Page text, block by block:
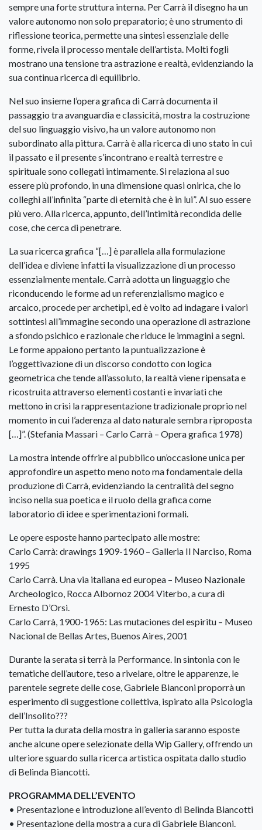
sempre una forte struttura interna. Per Carrà il disegno ha un
valore autonomo non solo preparatorio; è uno strumento di
riflessione teorica, permette una sintesi essenziale delle
forme, rivela il processo mentale dell’artista. Molti fogli
mostrano una tensione tra astrazione e realtà, evidenziando la
sua continua ricerca di equilibrio.
Nel suo insieme l’opera grafica di Carrà documenta il
passaggio tra avanguardia e classicità, mostra la costruzione
del suo linguaggio visivo, ha un valore autonomo non
subordinato alla pittura. Carrà è alla ricerca di uno stato in cui
il passato e il presente s’incontrano e realtà terrestre e
spirituale sono collegati intimamente. Si relaziona al suo
essere più profondo, in una dimensione quasi onirica, che lo
colleghi all’infinita “parte di eternità che è in lui”. Al suo essere
più vero. Alla ricerca, appunto, dell’Intimità recondida delle
cose, che cerca di penetrare.
La sua ricerca grafica “[…] è parallela alla formulazione
dell’idea e diviene infatti la visualizzazione di un processo
essenzialmente mentale. Carrà adotta un linguaggio che
riconducendo le forme ad un referenzialismo magico e
arcaico, procede per archetipi, ed è volto ad indagare i valori
sottintesi all’immagine secondo una operazione di astrazione
a sfondo psichico e razionale che riduce le immagini a segni.
Le forme appaiono pertanto la puntualizzazione è
l’oggettivazione di un discorso condotto con logica
geometrica che tende all’assoluto, la realtà viene ripensata e
ricostruita attraverso elementi costanti e invariati che
mettono in crisi la rappresentazione tradizionale proprio nel
momento in cui l’aderenza al dato naturale sembra riproposta
[…]”. (Stefania Massari – Carlo Carrà – Opera grafica 1978)
La mostra intende offrire al pubblico un’occasione unica per
approfondire un aspetto meno noto ma fondamentale della
produzione di Carrà, evidenziando la centralità del segno
inciso nella sua poetica e il ruolo della grafica come
laboratorio di idee e sperimentazioni formali.
Le opere esposte hanno partecipato alle mostre:
Carlo Carrà: drawings 1909-1960 – Galleria Il Narciso, Roma
1995
Carlo Carrà. Una via italiana ed europea – Museo Nazionale
Archeologico, Rocca Albornoz 2004 Viterbo, a cura di
Ernesto D’Orsi.
Carlo Carrà, 1900-1965: Las mutaciones del espiritu – Museo
Nacional de Bellas Artes, Buenos Aires, 2001
Durante la serata si terrà la Performance. In sintonia con le
tematiche dell’autore, teso a rivelare, oltre le apparenze, le
parentele segrete delle cose, Gabriele Bianconi proporrà un
esperimento di suggestione collettiva, ispirato alla Psicologia
dell’Insolito???
Per tutta la durata della mostra in galleria saranno esposte
anche alcune opere selezionate della Wip Gallery, offrendo un
ulteriore sguardo sulla ricerca artistica ospitata dallo studio
di Belinda Biancotti.
PROGRAMMA DELL’EVENTO
• Presentazione e introduzione all’evento di Belinda Biancotti
• Presentazione della mostra a cura di Gabriele Bianconi.